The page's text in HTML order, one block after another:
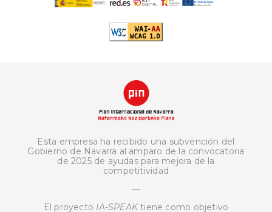
Esta empresa ha recibido una subvención del
Gobierno de Navarra al amparo de la convocatoria
de 2025 de ayudas para mejora de la
competitividad
—
El proyecto IA-SPEAKtiene como objetivo